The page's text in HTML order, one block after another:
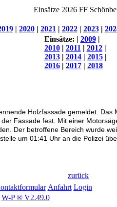
Einsätze 2026 FF
| 2020| 2021 | 2022| 2023|
Einsätze: | 2009|
2010| 2011 | 2012|
2013| 2014| 2015|
2016| 2017| 2018
Holzfassade gemeldet.
Fassade fest. Mit einer
Der betroffene Bereich wurde
um 01:41 Uhr an die Polizei
zurück
Anfahrt Login
W-P ® V2.49.0